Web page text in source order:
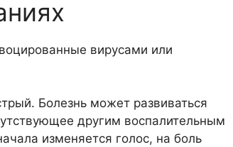
вирусами или
Болезнь может развиваться
другим воспалительным
изменяется голос, на боль